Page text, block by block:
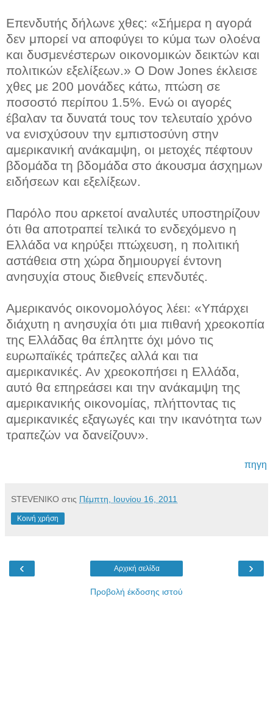
Επενδυτής δήλωνε χθες: «Σήμερα η αγορά
δεν μπορεί να αποφύγει το κύμα των ολοένα
και δυσμενέστερων οικονομικών δεικτών και
πολιτικών εξελίξεων.» Ο Dow Jones έκλεισε
χθες με 200 μονάδες κάτω, πτώση σε
ποσοστό περίπου 1.5%. Ενώ οι αγορές
έβαλαν τα δυνατά τους τον τελευταίο χρόνο
να ενισχύσουν την εμπιστοσύνη στην
αμερικανική ανάκαμψη, οι μετοχές πέφτουν
βδομάδα τη βδομάδα στο άκουσμα άσχημων
ειδήσεων και εξελίξεων.
Παρόλο που αρκετοί αναλυτές υποστηρίζουν
ότι θα αποτραπεί τελικά το ενδεχόμενο η
Ελλάδα να κηρύξει πτώχευση, η πολιτική
αστάθεια στη χώρα δημιουργεί έντονη
ανησυχία στους διεθνείς επενδυτές.
Αμερικανός οικονομολόγος λέει: «Υπάρχει
διάχυτη η ανησυχία ότι μια πιθανή χρεοκοπία
της Ελλάδας θα έπληττε όχι μόνο τις
ευρωπαϊκές τράπεζες αλλά και τια
αμερικανικές. Αν χρεοκοπήσει η Ελλάδα,
αυτό θα επηρεάσει και την ανάκαμψη της
αμερικανικής οικονομίας, πλήττοντας τις
αμερικανικές εξαγωγές και την ικανότητα των
τραπεζών να δανείζουν».
πηγη
STEVENIKO στις Πέμπτη, Ιουνίου 16, 2011
Κοινή χρήση
‹ ›
Αρχική σελίδα
Προβολή έκδοσης ιστού